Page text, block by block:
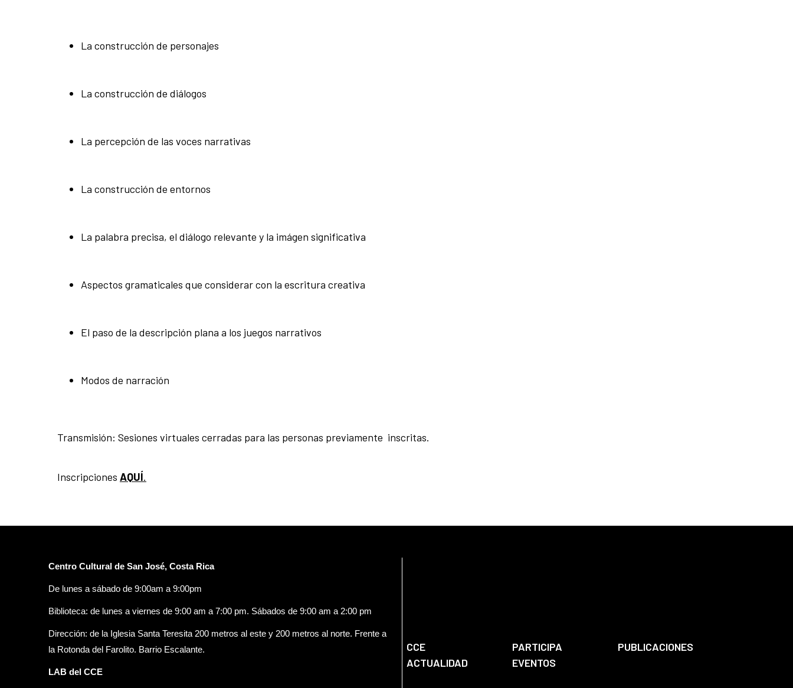
La construcción de personajes
La construcción de diálogos
La percepción de las voces narrativas
La construcción de entornos
La palabra precisa, el diálogo relevante y la imágen significativa
Aspectos gramaticales que considerar con la escritura creativa
El paso de la descripción plana a los juegos narrativos
Modos de narración
Transmisión: Sesiones virtuales cerradas para las personas previamente inscritas.
Inscripciones AQUÍ.
Centro Cultural de San José, Costa Rica
De lunes a sábado de 9:00am a 9:00pm
Biblioteca: de lunes a viernes de 9:00 am a 7:00 pm. Sábados de 9:00 am a 2:00 pm
Dirección: de la Iglesia Santa Teresita 200 metros al este y 200 metros al norte. Frente a
la Rotonda del Farolito. Barrio Escalante.
LAB del CCE
CCE PARTICIPA
PUBLICACIONES
ACTUALIDAD
EVENTOS